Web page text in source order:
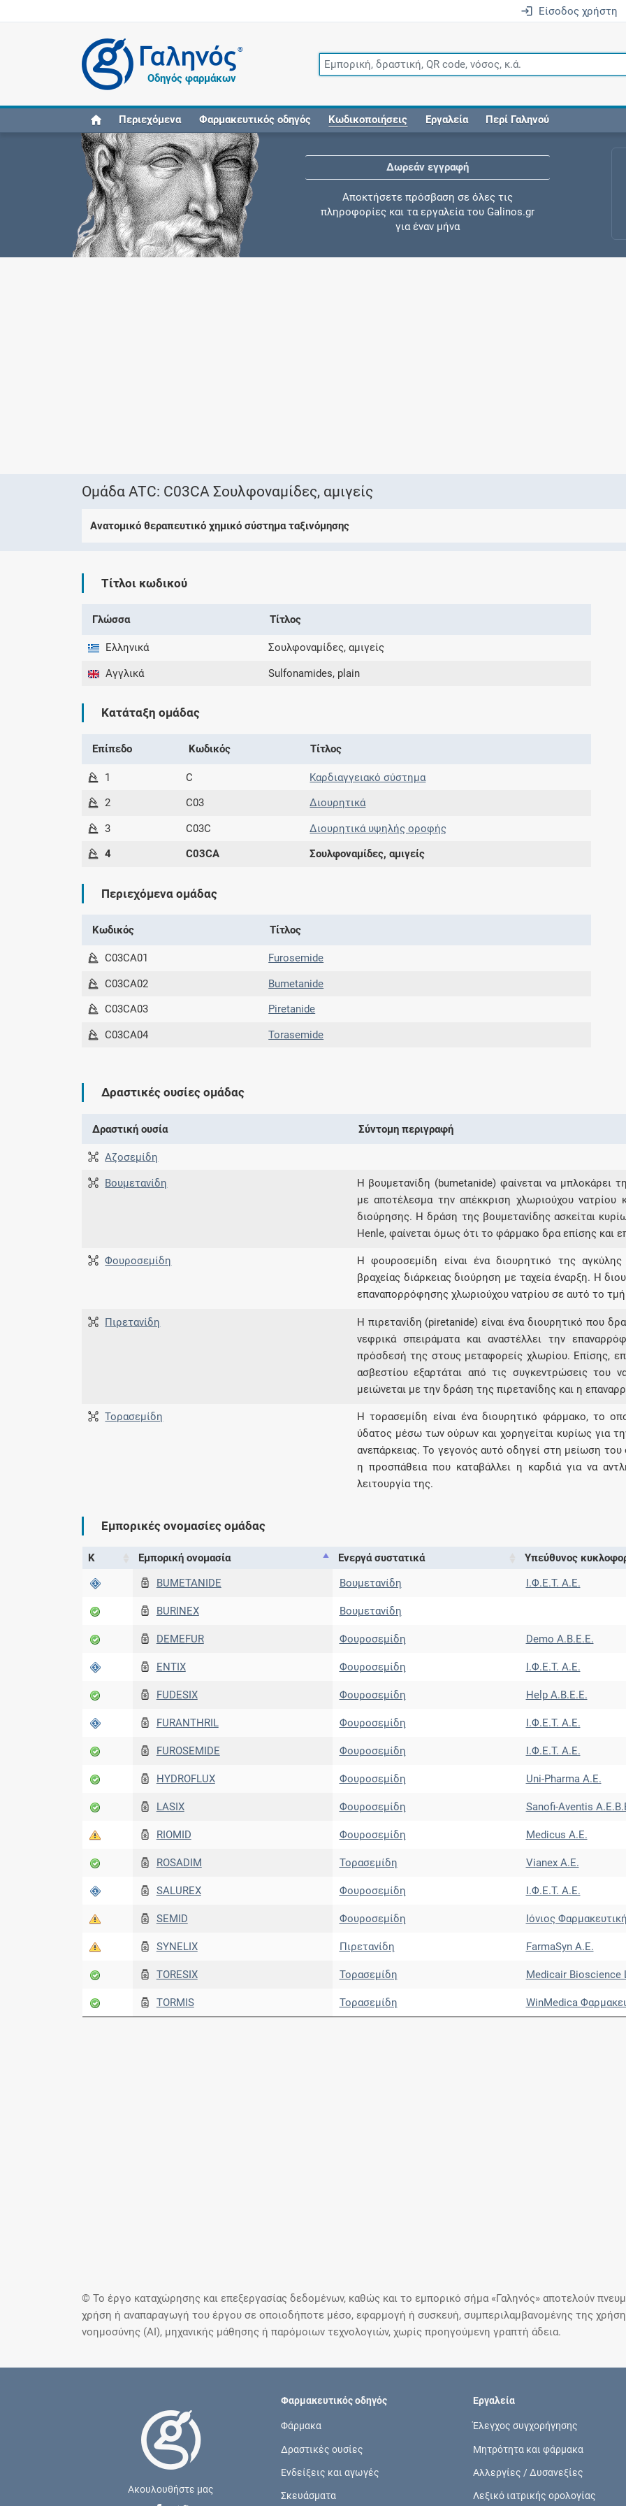
Είσοδος χρήστη
®
Οδηγός φαρμάκων
Περιεχόμενα Φαρμακευτικός οδηγός Κωδικοποιήσεις Εργαλεία Περί Γαληνού
Δωρεάν εγγραφή
Αποκτήσετε πρόσβαση σε όλες τις
πληροφορίες και τα εργαλεία του Galinos.gr
για έναν μήνα
Βρείτε θεραπευτικές ενδείξεις και αγωγές για
νόσους, συμπτώματα και ιατρικές πράξεις
Ομάδα ATC: C03CA Σουλφοναμίδες, αμιγείς
Ανατομικό θεραπευτικό χημικό σύστημα ταξινόμησης
Τίτλοι κωδικού
Γλώσσα Τίτλος
Ελληνικά Σουλφοναμίδες, αμιγείς
Αγγλικά Sulfonamides, plain
Κατάταξη ομάδας
Επίπεδο Κωδικός Τίτλος
1 C Καρδιαγγειακό σύστημα
2 C03 Διουρητικά
3 C03C Διουρητικά υψηλής οροφής
4 C03CA Σουλφοναμίδες, αμιγείς
Περιεχόμενα ομάδας
Κωδικός Τίτλος
C03CA01 Furosemide
C03CA02 Bumetanide
C03CA03 Piretanide
C03CA04 Torasemide
Δραστικές ουσίες ομάδας
Δραστική ουσία Σύντομη περιγραφή
Αζοσεμίδη
Βουμετανίδη
Η βουμετανίδη (bumetanide) φαίνεται να μπλοκάρει
με αποτέλεσμα την απέκκριση χλωριούχου
διούρησης. Η δράση της βουμετανίδης ασκείται
Henle, φαίνεται όμως ότι το φάρμακο δρα επίσης και
Φουροσεμίδη
Η φουροσεμίδη είναι ένα διουρητικό της
βραχείας διάρκειας διούρηση με ταχεία έναρξη. Η
επαναπορρόφησης χλωριούχου νατρίου σε αυτό το
Πιρετανίδη
Η πιρετανίδη (piretanide) είναι ένα διουρητικό που
νεφρικά σπειράματα και αναστέλλει την
πρόσδεσή της στους μεταφορείς χλωρίου. Επίσης,
ασβεστίου εξαρτάται από τις συγκεντρώσεις του
μειώνεται με την δράση της πιρετανίδης και η
Τορασεμίδη
Η τορασεμίδη είναι ένα διουρητικό φάρμακο, το
ύδατος μέσω των ούρων και χορηγείται κυρίως για
ανεπάρκειας. Το γεγονός αυτό οδηγεί στη μείωση του
η προσπάθεια που καταβάλλει η καρδιά για να
λειτουργία της.
Εμπορικές ονομασίες ομάδας
Κ Εμπορική ονομασία Ενεργά συστατικά
Υπεύθυνος
BUMETANIDE
Βουμετανίδη Ι.Φ.Ε.Τ. A.E.
BURINEX Βουμετανίδη
DEMEFUR Φουροσεμίδη Demo Α.Β.Ε.Ε.
ENTIX Φουροσεμίδη Ι.Φ.Ε.Τ. A.E.
FUDESIX Φουροσεμίδη Help A.B.E.E.
FURANTHRIL Φουροσεμίδη Ι.Φ.Ε.Τ. A.E.
FUROSEMIDE Φουροσεμίδη Ι.Φ.Ε.Τ. A.E.
HYDROFLUX Φουροσεμίδη Uni-Pharma Α.Ε.
LASIX Φουροσεμίδη Sanofi-Aventis
RIOMID Φουροσεμίδη Medicus A.E.
ROSADIM Τορασεμίδη Vianex A.E.
SALUREX Φουροσεμίδη Ι.Φ.Ε.Τ. A.E.
SEMID Φουροσεμίδη Ιόνιος
SYNELIX Πιρετανίδη FarmaSyn Α.Ε.
TORESIX Τορασεμίδη Medicair Bioscience
TORMIS Τορασεμίδη WinMedica
© Το έργο καταχώρησης και επεξεργασίας δεδομένων, καθώς και το εμπορικό σήμα «Γαληνός» αποτελούν
χρήση ή αναπαραγωγή του έργου σε οποιοδήποτε μέσο, εφαρμογή ή συσκευή, συμπεριλαμβανομένης της
νοημοσύνης (AI), μηχανικής μάθησης ή παρόμοιων τεχνολογιών, χωρίς προηγούμενη γραπτή άδεια.
Ακουλουθήστε μας
Φαρμακευτικός οδηγός
Φάρμακα
Δραστικές ουσίες
Ενδείξεις και αγωγές
Σκευάσματα
Εργαλεία
Έλεγχος συγχορήγησης
Μητρότητα και φάρμακα
Αλλεργίες / Δυσανεξίες
Λεξικό ιατρικής ορολογίας